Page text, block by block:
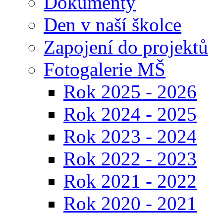
Den v naší školce
Zapojení do projektů
Fotogalerie MŠ
Rok 2025 - 2026
Rok 2024 - 2025
Rok 2023 - 2024
Rok 2022 - 2023
Rok 2021 - 2022
Rok 2020 - 2021